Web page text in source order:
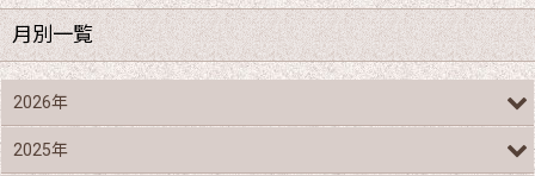
月別一覧
2026年
2025年